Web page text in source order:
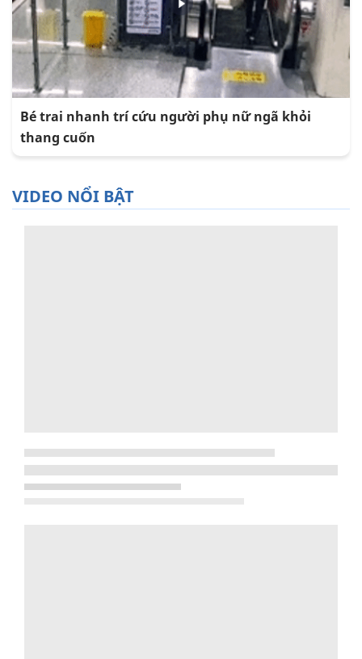
Bé trai nhanh trí cứu người phụ nữ ngã khỏi
thang cuốn
VIDEO NỔI BẬT